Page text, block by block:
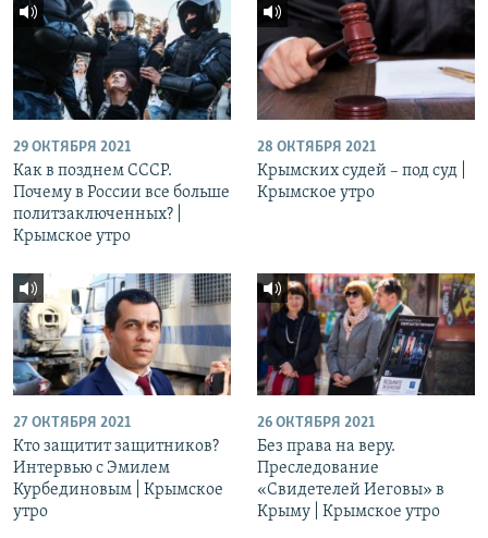
29 ОКТЯБРЯ 2021
Как в позднем СССР.
Почему в России все больше
политзаключенных? |
Крымское утро
28 ОКТЯБРЯ 2021
Крымских судей – под суд |
Крымское утро
27 ОКТЯБРЯ 2021
Кто защитит защитников?
Интервью с Эмилем
Курбединовым | Крымское
утро
26 ОКТЯБРЯ 2021
Без права на веру.
Преследование
«Свидетелей Иеговы» в
Крыму | Крымское утро